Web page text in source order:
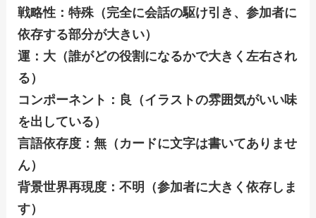
戦略性：特殊（完全に会話の駆け引き、参加者に
依存する部分が大きい）
運：大（誰がどの役割になるかで大きく左右され
る）
コンポーネント：良（イラストの雰囲気がいい味
を出している）
言語依存度：無（カードに文字は書いてありませ
ん）
背景世界再現度：不明（参加者に大きく依存しま
す）